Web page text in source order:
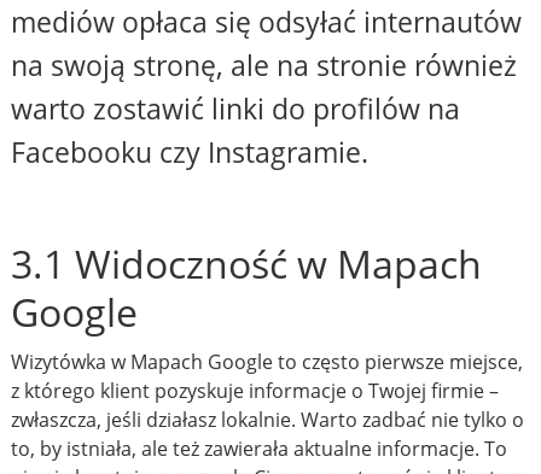
mediów opłaca się odsyłać internautów
na swoją stronę, ale na stronie również
warto zostawić linki do profilów na
Facebooku czy Instagramie.
3.1 Widoczność w Mapach
Google
Wizytówka w Mapach Google to często pierwsze miejsce,
z którego klient pozyskuje informacje o Twojej firmie –
zwłaszcza, jeśli działasz lokalnie. Warto zadbać nie tylko o
to, by istniała, ale też zawierała aktualne informacje. To